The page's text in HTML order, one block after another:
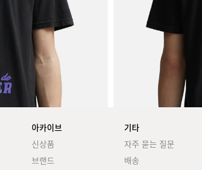
아카이브
신상품
브랜드
기타
자주 묻는 질문
배송